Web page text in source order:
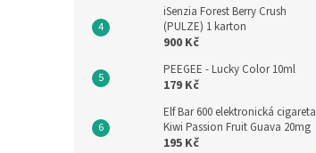
iSenzia Forest Berry Crush
(PULZE) 1 karton
900 Kč
PEEGEE - Lucky Color 10ml
179 Kč
Elf Bar 600 elektronická cigareta
Kiwi Passion Fruit Guava 20mg
195 Kč